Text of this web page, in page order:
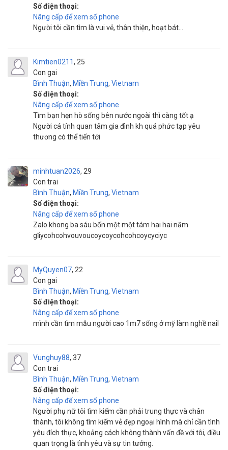
Số điện thoại:
Nâng cấp để xem số phone
Người tôi cần tìm là vui vẻ, thân thiện, hoạt bát...
Kimtien0211
Con gai
25
Bình Thuận, Miền Trung, Vietnam
Số điện thoại:
Nâng cấp để xem số phone
Tìm bạn hẹn hò sống bên nước ngoài thì càng tốt ạ
Người cá tính quan tâm gia đình kh quá phức tạp yêu
thương có thể tiến tới
minhtuan2026
Con trai
29
Bình Thuận, Miền Trung, Vietnam
Số điện thoại:
Nâng cấp để xem số phone
Zalo khong ba sáu bốn một một tám hai hai năm
gĩiycohcohvouvoucoycoycohcohcoycyciyc
MyQuyen07
Con gai
22
Bình Thuận, Miền Trung, Vietnam
Số điện thoại:
Nâng cấp để xem số phone
mình cần tìm mẫu người cao 1m7 sống ở mỹ làm nghề nail
Vunghuy88
Con trai
37
Bình Thuận, Miền Trung, Vietnam
Số điện thoại:
Nâng cấp để xem số phone
Người phụ nữ tôi tìm kiếm cần phải trung thực và chân
thành, tôi không tìm kiếm vẻ đẹp ngoại hình mà chỉ cần tình
yêu đích thực, khoảng cách không thành vấn đề với tôi, điều
quan trọng là tình yêu và sự tin tưởng.